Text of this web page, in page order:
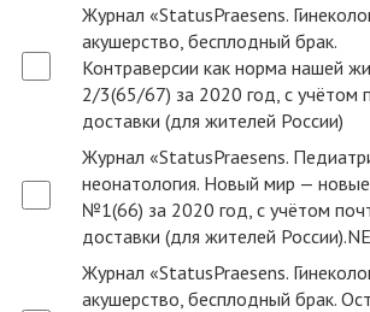
Журнал «StatusPraesens.
акушерство, бесплодный брак.
Контраверсии как норма нашей
2/3(65/67) за 2020 год, с учётом
доставки (для жителей России)
Журнал «StatusPraesens.
неонатология. Новый мир —
№1(66) за 2020 год, с учётом
доставки (для жителей
Журнал «StatusPraesens.
акушерство, бесплодный брак.